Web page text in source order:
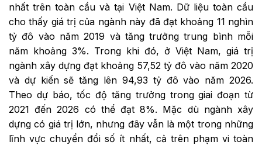
nhất trên toàn cầu và tại Việt Nam. Dữ liệu toàn cầu
cho thấy giá trị của ngành này đã đạt khoảng 11 nghìn
tỷ đô vào năm 2019 và tăng trưởng trung bình mỗi
năm khoảng 3%. Trong khi đó, ở Việt Nam, giá trị
ngành xây dựng đạt khoảng 57,52 tỷ đô vào năm 2020
và dự kiến sẽ tăng lên 94,93 tỷ đô vào năm 2026.
Theo dự báo, tốc độ tăng trưởng trong giai đoạn từ
2021 đến 2026 có thể đạt 8%. Mặc dù ngành xây
dựng có giá trị lớn, nhưng đây vẫn là một trong những
lĩnh vực chuyển đổi số ít nhất, cả trên phạm vi toàn